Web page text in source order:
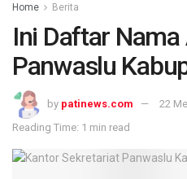
Home Berita
Ini Daftar
Panwaslu
by patinews.com
22
Reading Time: 1 min read